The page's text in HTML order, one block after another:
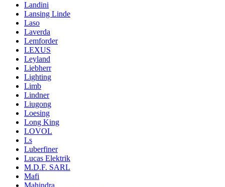
Landini
Lansing Linde
Laso
Laverda
Lemforder
LEXUS
Leyland
Liebherr
Lighting
Limb
Lindner
Liugong
Loesing
Long King
LOVOL
Ls
Luberfiner
Lucas Elektrik
M.D.F. SARL
Mafi
Mahindra